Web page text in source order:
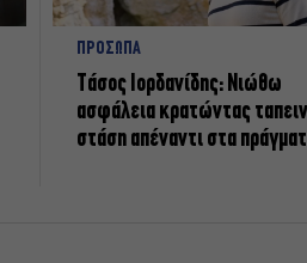
ΠΡΟΣΩΠΑ
Tάσος Ιορδανίδης: Νιώθω
ασφάλεια κρατώντας
στάση απέναντι στα